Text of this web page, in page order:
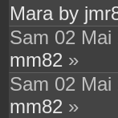
Mara by
Sam 02 Mai
mm82 »
Sam 02 Mai
mm82 »